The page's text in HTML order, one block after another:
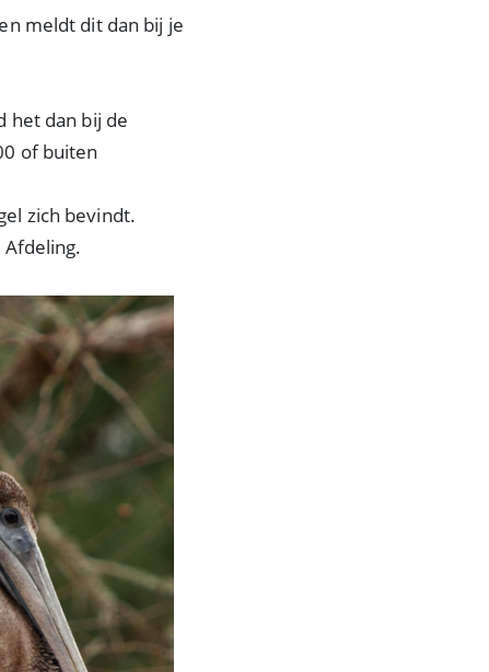
meldt dit dan bij je
het dan bij de
of buiten
zich bevindt.